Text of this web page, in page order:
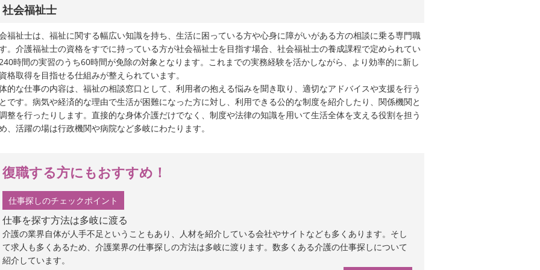
社会福祉士
福祉士は、福祉に関する幅広い知識を持ち、生活に困っている方や心身に障がいがある方の相談に乗る専門職
。介護福祉士の資格をすでに持っている方が社会福祉士を目指す場合、社会福祉士の養成課程で定められてい
時間の実習のうち60時間が免除の対象となります。これまでの実務経験を活かしながら、より効率的に新し
格取得を目指せる仕組みが整えられています。
的な仕事の内容は、福祉の相談窓口として、利用者の抱える悩みを聞き取り、適切なアドバイスや支援を行う
です。病気や経済的な理由で生活が困難になった方に対し、利用できる公的な制度を紹介したり、関係機関と
整を行ったりします。直接的な身体介護だけでなく、制度や法律の知識を用いて生活全体を支える役割を担う
、活躍の場は行政機関や病院など多岐にわたります。
復職する方にもおすすめ！
仕事探しのチェックポイント
仕事を探す方法は多岐に渡る
介護の業界自体が人手不足ということもあり、人材を紹介している会社やサイトなども多くあります。そし
て求人も多くあるため、介護業界の仕事探しの方法は多岐に渡ります。数多くある介護の仕事探しについて
紹介しています。